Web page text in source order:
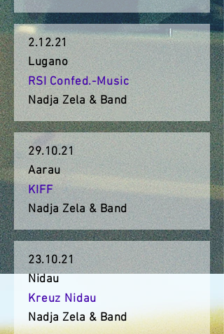
2.12.21
Lugano
RSI Confed.-Music
Nadja Zela & Band
29.10.21
Aarau
KIFF
Nadja Zela & Band
23.10.21
Nidau
Kreuz Nidau
Nadja Zela & Band